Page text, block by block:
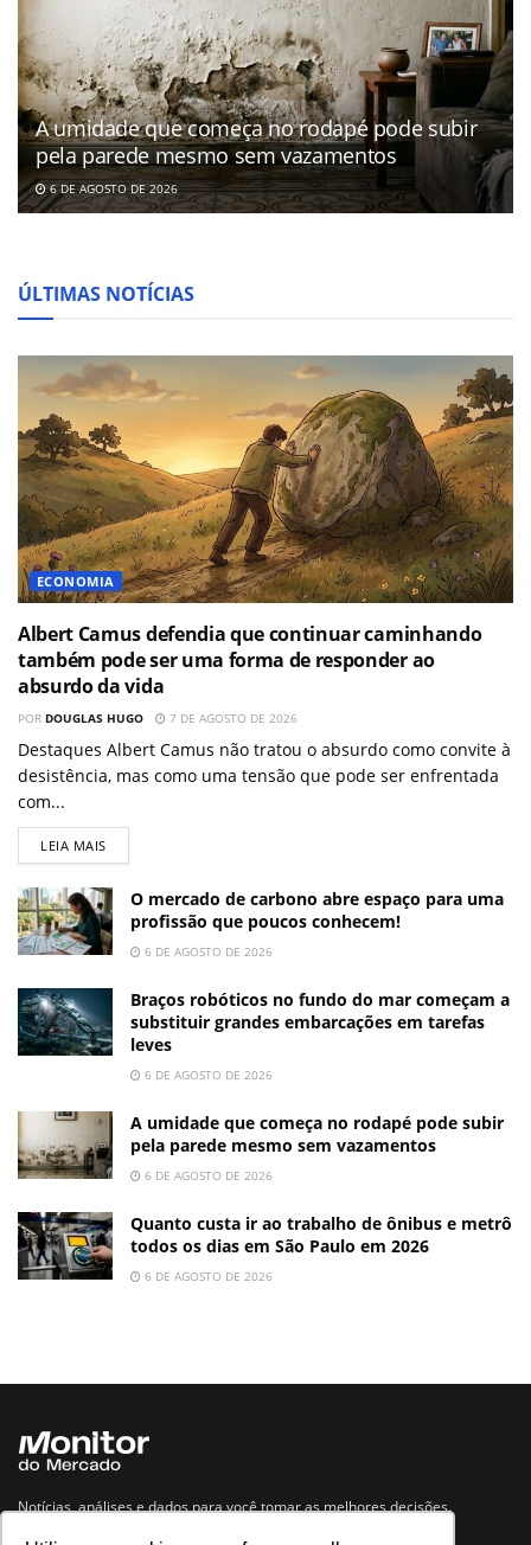
A umidade que começa no rodapé pode subir
pela parede mesmo sem vazamentos
6 DE AGOSTO DE 2026
ÚLTIMAS NOTÍCIAS
ECONOMIA
Albert Camus defendia que continuar caminhando
também pode ser uma forma de responder ao
absurdo da vida
POR DOUGLAS HUGO 7 DE AGOSTO DE 2026
Destaques Albert Camus não tratou o absurdo como convite à
desistência, mas como uma tensão que pode ser enfrentada
com...
LEIA MAIS
O mercado de carbono abre espaço para uma
profissão que poucos conhecem!
6 DE AGOSTO DE 2026
Braços robóticos no fundo do mar começam a
substituir grandes embarcações em tarefas
leves
6 DE AGOSTO DE 2026
A umidade que começa no rodapé pode subir
pela parede mesmo sem vazamentos
6 DE AGOSTO DE 2026
Quanto custa ir ao trabalho de ônibus e metrô
todos os dias em São Paulo em 2026
6 DE AGOSTO DE 2026
Notícias, análises e dados para você tomar as melhores decisões.